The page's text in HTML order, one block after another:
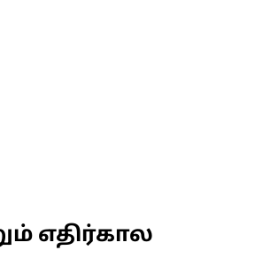
எதிர்கால